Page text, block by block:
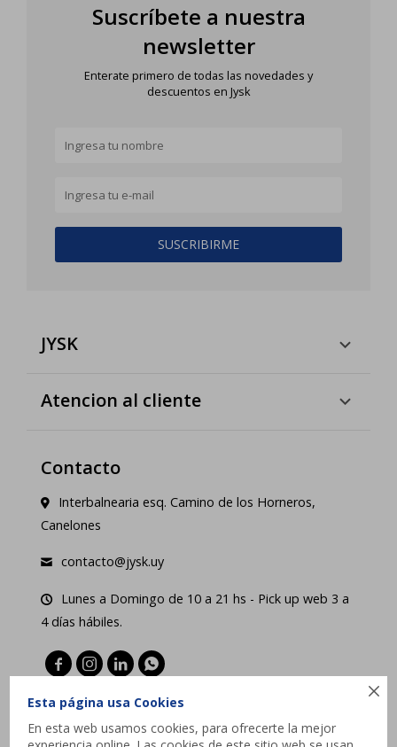

Esta página usa Cookies
En esta web usamos cookies, para ofrecerte la mejor
Suscríbete a nuestra
newsletter
Enterate primero de todas las novedades y
descuentos en Jysk
SUSCRIBIRME
JYSK
Atencion al cliente
Contacto
Interbalnearia esq. Camino de los Horneros,
Canelones
contacto@jysk.uy
Lunes a Domingo de 10 a 21 hs - Pick up web 3 a
4 días hábiles.
   